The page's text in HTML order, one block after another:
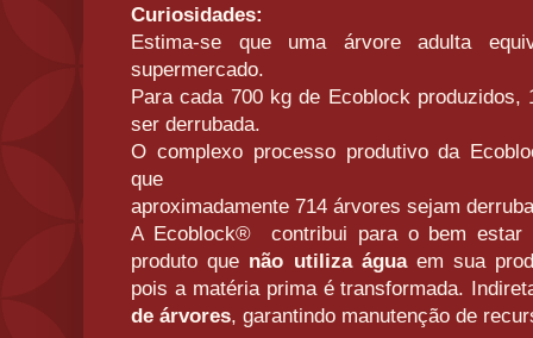
Curiosidades:
Estima-se que uma árvore adulta
supermercado.
Para cada 700 kg de Ecoblock
ser derrubada.
O complexo processo produtivo da
que
aproximadamente 714 árvores sejam
A Ecoblock® contribui para o bem estar
produto que não utiliza água em sua
pois a matéria prima é transformada.
de árvores, garantindo manutenção de